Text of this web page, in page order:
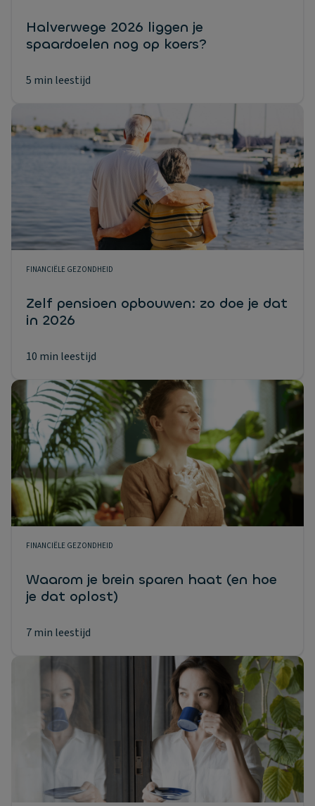
Halverwege 2026 liggen je
spaardoelen nog op koers?
5 min leestijd
FINANCIËLE GEZONDHEID
Zelf pensioen opbouwen: zo doe je dat
in 2026
10 min leestijd
FINANCIËLE GEZONDHEID
Waarom je brein sparen haat (en hoe
je dat oplost)
7 min leestijd